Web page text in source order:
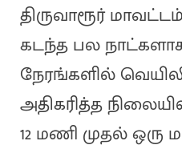
திருவாரூர்
கடந்த பல
நேரங்களில்
அதிகரித்த
12 மணி முதல்